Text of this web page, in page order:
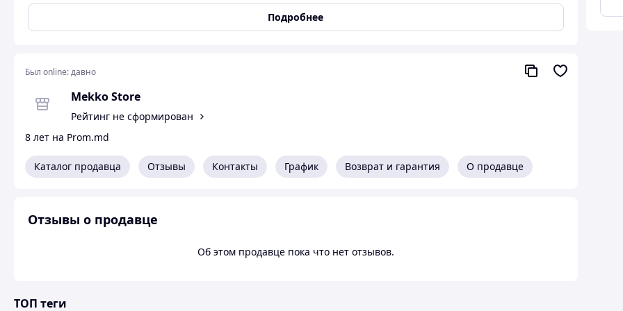
Фасон рукава
Реглан
Фасон платья
Наличие корсета
Шлейф
нет
Свойства ткани
Узоры и принты
Без узоров и принтов
Тип ткани
Подробнее
Был online:давно
Mekko Store
Рейтинг не сформирован
8 лет на Prom.md
Каталог продавца Отзывы Контакты График Возврат и гарантия О продавце
Отзывы о продавце
Об этом продавце пока что нет отзывов.
ТОП теги